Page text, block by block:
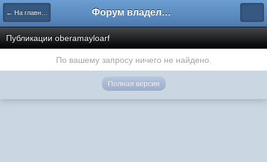
← На главную Форум владельцев интернет-магазинов
Публикации oberamayloarf
По вашему запросу ничего не найдено.
Полная версия